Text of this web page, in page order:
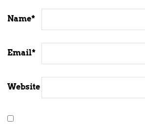
Name*
Email*
Website